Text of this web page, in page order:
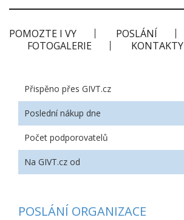
POMOZTE I VY
POSLÁNÍ
FOTOGALERIE
KONTAKTY
Přispěno přes GIVT.cz
Poslední nákup dne
Počet podporovatelů
Na GIVT.cz od
POSLÁNÍ ORGANIZACE